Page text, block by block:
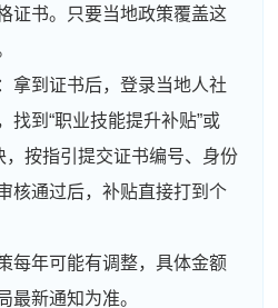
证书。只要当地政策覆盖这
拿到证书后，登录当地人社
找到“职业技能提升补贴”或
，按指引提交证书编号、身份
核通过后，补贴直接打到个
每年可能有调整，具体金额
最新通知为准。